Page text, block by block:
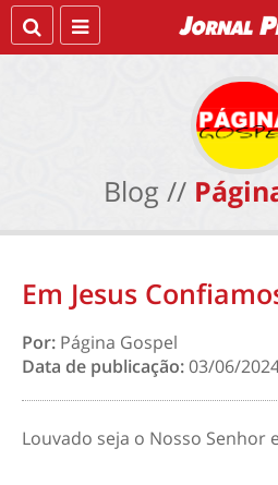
Blog //
Em Jesus
Por: Página Gospel
Data de publicação:03/06/
Louvado seja o Nosso Senhor